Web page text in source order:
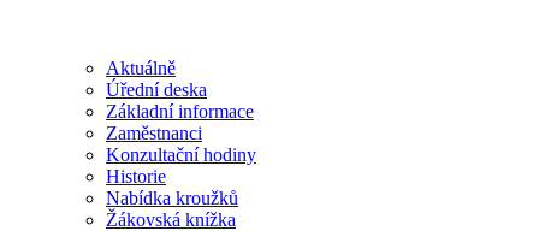
Aktuálně
Úřední deska
Základní informace
Zaměstnanci
Konzultační hodiny
Historie
Nabídka kroužků
Žákovská knížka